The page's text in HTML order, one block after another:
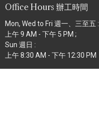
Office Hours 辦工時間
Mon, Wed to Fri 週一、三至五 :
上午 9 AM - 下午 5 PM ;
Sun 週日 :
上午 8:30 AM - 下午 12:30 PM